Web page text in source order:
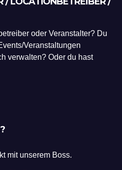
oder Veranstalter? Du
Veranstaltungen
verwalten? Oder du hast
mit unserem Boss.